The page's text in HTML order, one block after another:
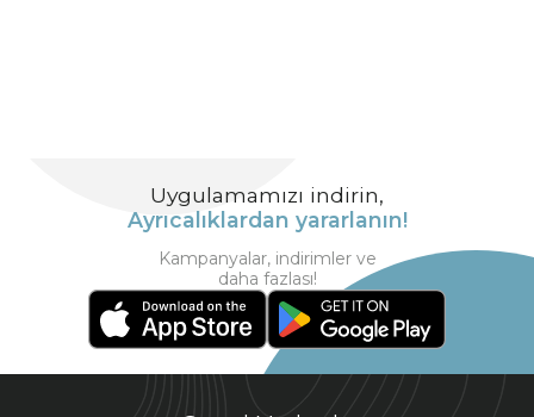
Uygulamamızı indirin,
Ayrıcalıklardan yararlanın!
Kampanyalar, indirimler ve
daha fazlası!